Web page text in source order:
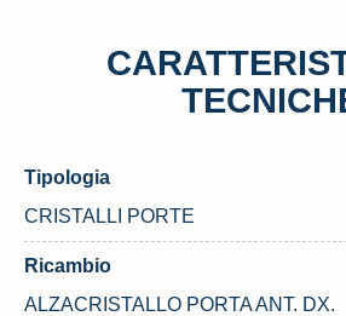
Tipologia
CRISTALLI PORTE
Ricambio
ALZACRISTALLO PORTA ANT. DX.